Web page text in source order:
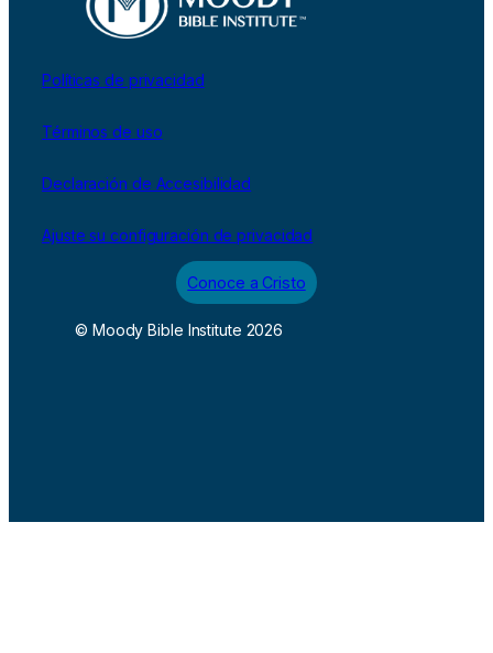
Políticas de privacidad
Términos de uso
Declaración de Accesibilidad
Ajuste su configuración de privacidad
Conoce a Cristo
© Moody Bible Institute 2026